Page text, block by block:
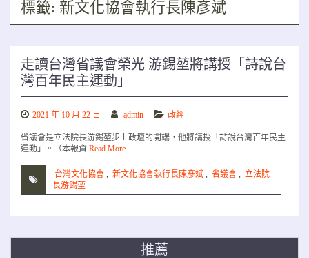
標籤: 新文化協會執行長陳彥斌
走讀台灣省議會榮光 游錫堃將講授「詩說台
灣百年民主運動」
2021 年 10 月 22 日 admin 政經
省議會是立法院長游錫堃步上政壇的開端，他將講授「詩說台灣百年民主
運動」。（本報資 Read More …
台灣文化協會 , 新文化協會執行長陳彥斌 , 省議會 , 立法院
長游錫堃
推薦